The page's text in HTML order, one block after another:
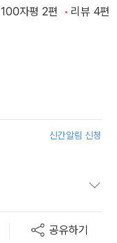
100자평 2편 리뷰 4편
신간알림 신청
공유하기